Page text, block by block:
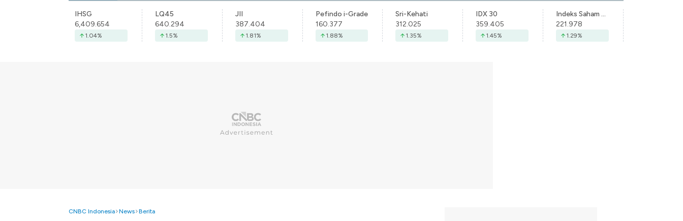
IHSG
6,409.654
1.04%
LQ45
640.294
1.5%
JII
387.404
1.81%
Pefindo i-Grade
160.377
1.88%
Sri-Kehati
312.025
1.35%
IDX 30
359.405
1.45%
Indeks Saham Syariah Indonesia
221.978
1.29%
CNBC Indonesia News Berita